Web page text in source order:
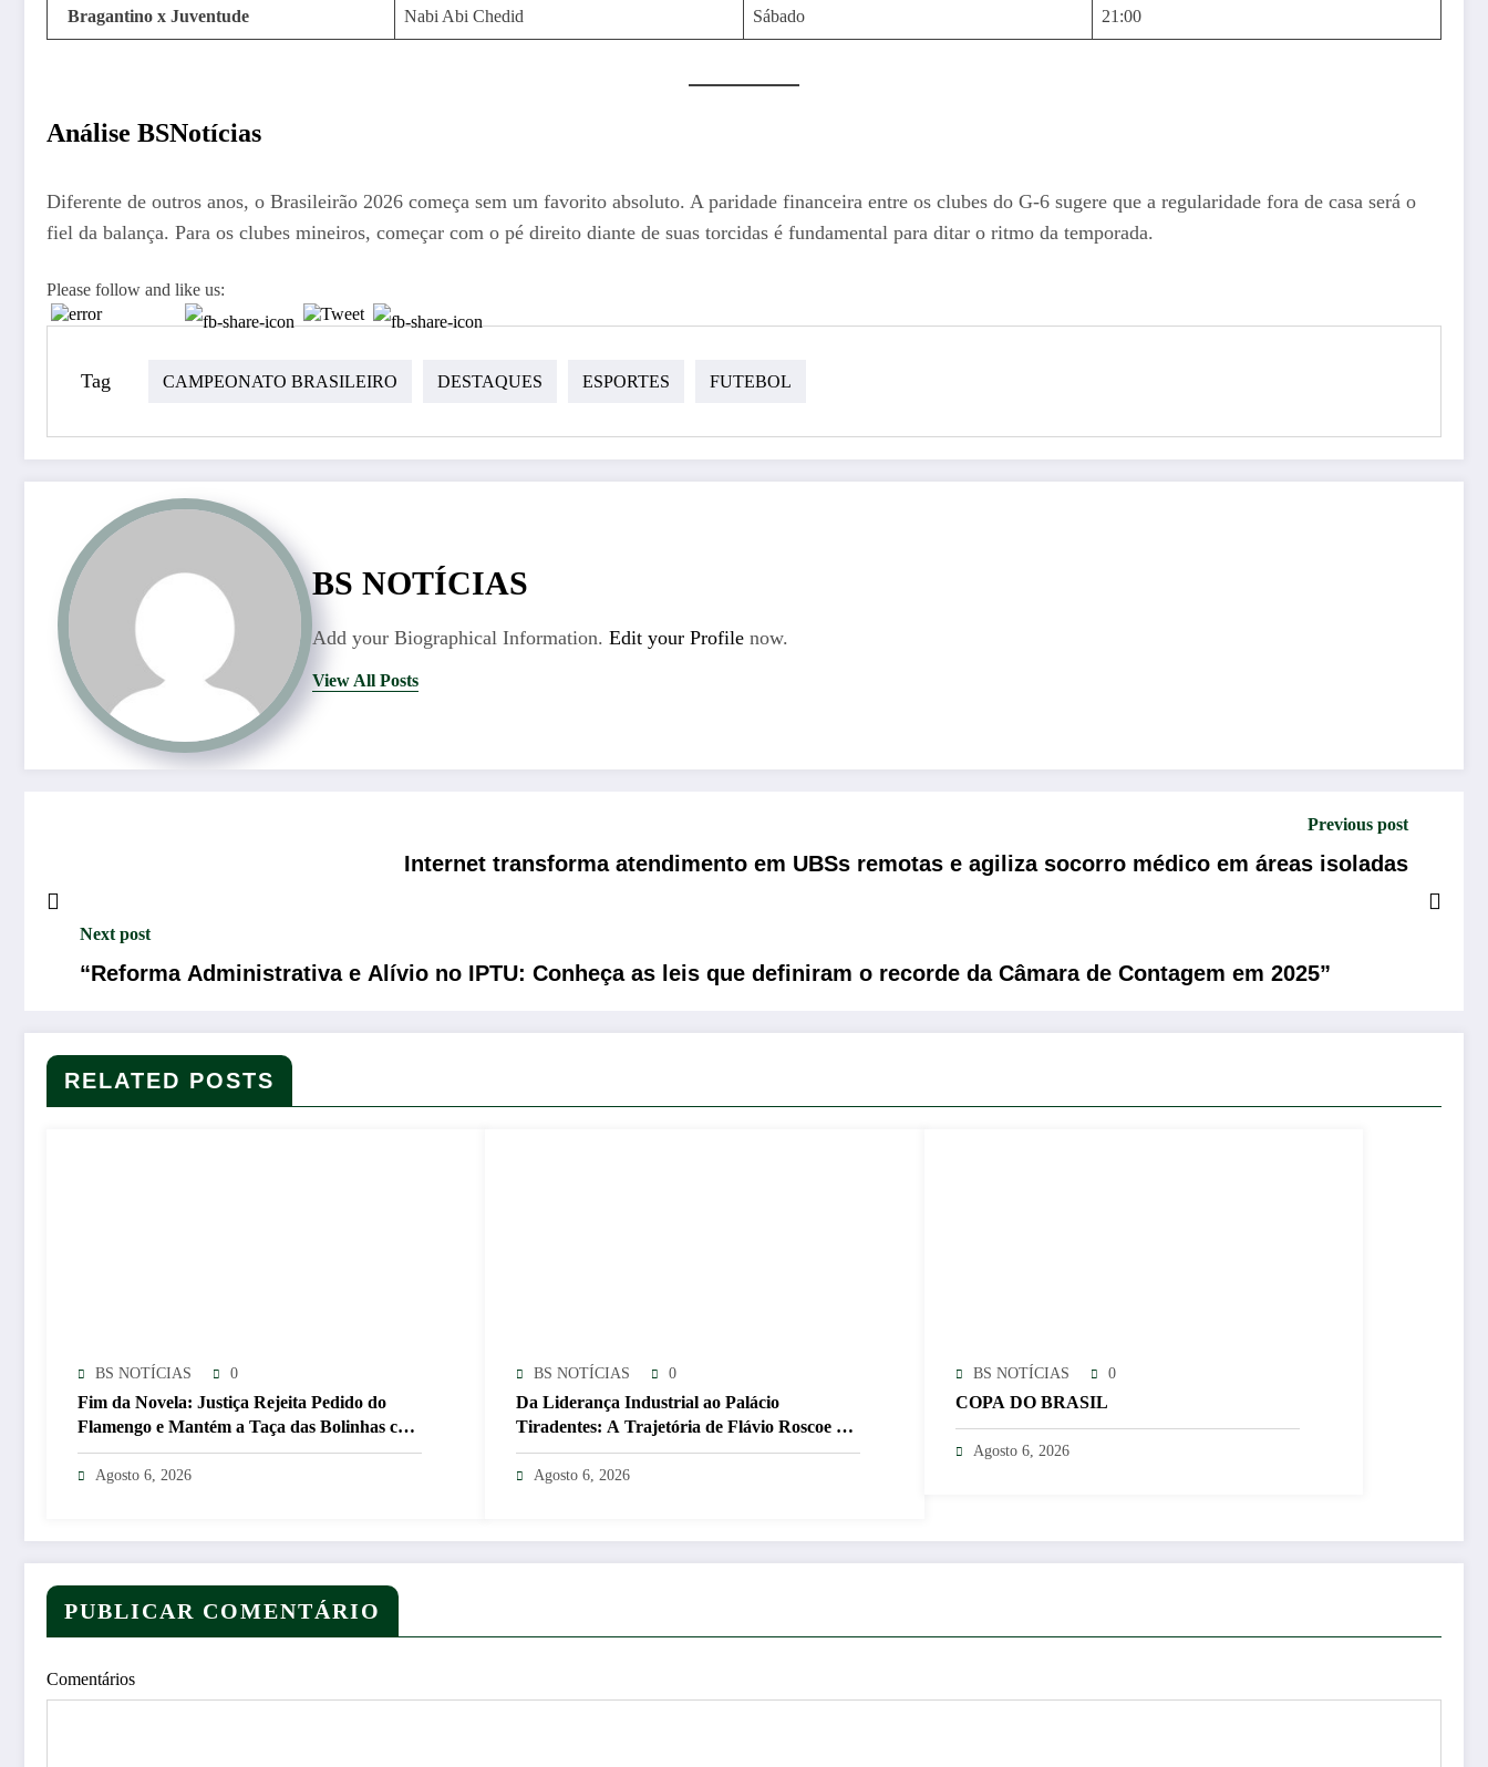
Bragantino x Juventude Nabi Abi Chedid Sábado 21:00
Análise BSNotícias
Diferente de outros anos, o Brasileirão 2026 começa sem um favorito absoluto. A paridade financeira entre os clubes do G-6 sugere que a regularidade fora de casa será o
fiel da balança. Para os clubes mineiros, começar com o pé direito diante de suas torcidas é fundamental para ditar o ritmo da temporada.
Please follow and like us:
Tag CAMPEONATO BRASILEIRO DESTAQUES ESPORTES FUTEBOL
BS NOTÍCIAS
Add your Biographical Information. Edit your Profile now.
View All Posts
Previous post
Internet transforma atendimento em UBSs remotas e agiliza socorro médico em áreas isoladas
Next post
“Reforma Administrativa e Alívio no IPTU: Conheça as leis que definiram o recorde da Câmara de Contagem em 2025”
RELATED POSTS
BS NOTÍCIAS 0
Fim da Novela: Justiça Rejeita Pedido do
Flamengo e Mantém a Taça das Bolinhas com
o São Paulo
Agosto 6, 2026
BS NOTÍCIAS 0
Da Liderança Industrial ao Palácio
Tiradentes: A Trajetória de Flávio Roscoe e o
Xadrez do Vice no PL
Agosto 6, 2026
BS NOTÍCIAS 0
COPA DO BRASIL
Agosto 6, 2026
PUBLICAR COMENTÁRIO
Comentários